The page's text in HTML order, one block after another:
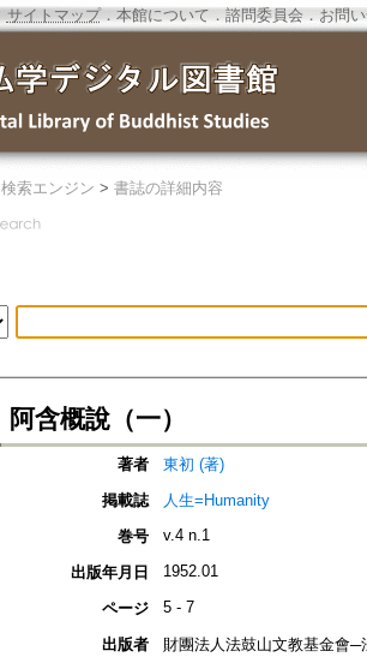
サイトマップ．本館について ． 諮問委員会． お問
検索エンジン > 書誌の詳細内容
阿含概說（一）
著者
東初 (著)
掲載誌
人生=Humanity
巻号
v.4 n.1
出版年月日 1952.01
ページ 5 - 7
出版者
財團法人法鼓山文教基金會─